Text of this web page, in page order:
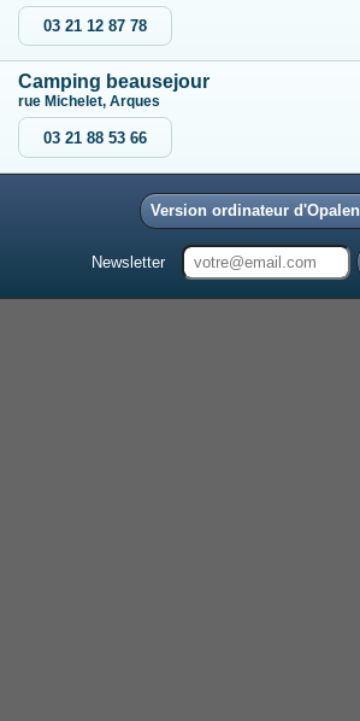
03 21 12 87 78
Camping beausejour
rue Michelet, Arques
03 21 88 53 66
Version ordinateur
Newsletter